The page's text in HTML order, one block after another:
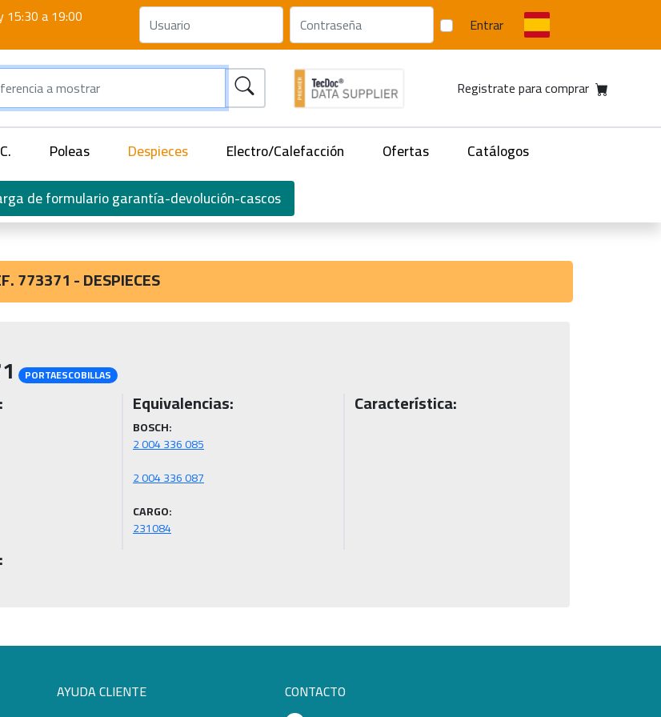
15:30 a 19:00 Entrar
Registrate para comprar
Poleas Despieces Electro/Calefacción Ofertas
Catálogos
de formulario garantía-devolución-cascos
773371 - DESPIECES
PORTAESCOBILLAS
Equivalencias:
BOSCH:
2 004 336 085
2 004 336 087
CARGO:
231084
Característica:
AYUDA CLIENTE
CONTACTO